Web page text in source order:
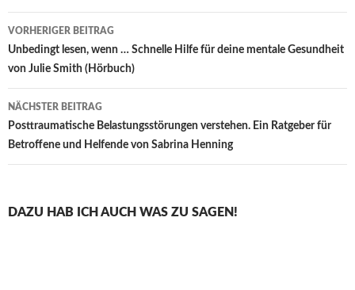
Beitragsnavigation
VORHERIGER BEITRAG
Unbedingt lesen, wenn … Schnelle Hilfe für deine mentale Gesundheit
von Julie Smith (Hörbuch)
NÄCHSTER BEITRAG
Posttraumatische Belastungsstörungen verstehen. Ein Ratgeber für
Betroffene und Helfende von Sabrina Henning
DAZU HAB ICH AUCH WAS ZU SAGEN!